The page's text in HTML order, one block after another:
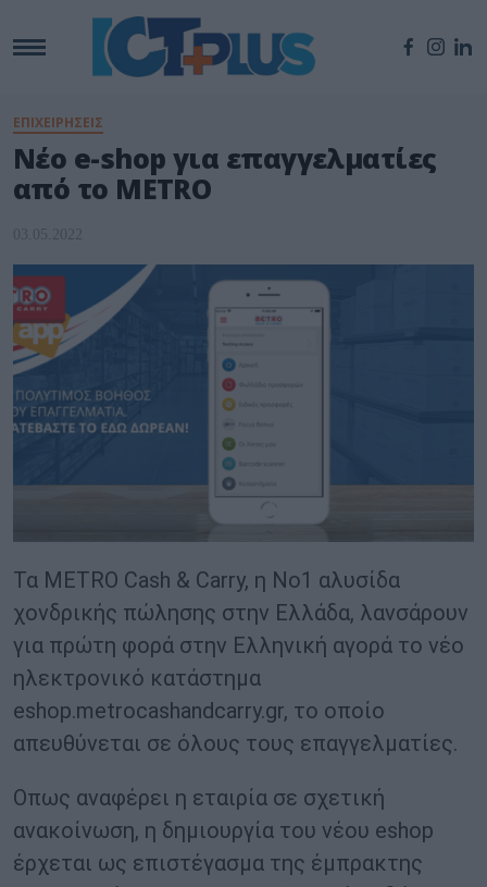
ΕΠΙΧΕΙΡΗΣΕΙΣ
Νέο e-shop για επαγγελματίες
από το METRO
03.05.2022
Τα METRO Cash & Carry, η Νο1 αλυσίδα
χονδρικής πώλησης στην Ελλάδα, λανσάρουν
για πρώτη φορά στην Ελληνική αγορά το νέο
ηλεκτρονικό κατάστημα
eshop.metrocashandcarry.gr, το οποίο
απευθύνεται σε όλους τους επαγγελματίες.
Οπως αναφέρει η εταιρία σε σχετική
ανακοίνωση, η δημιουργία του νέου eshop
έρχεται ως επιστέγασμα της έμπρακτης